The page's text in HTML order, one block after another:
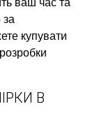
ваш час та
за
купувати
В